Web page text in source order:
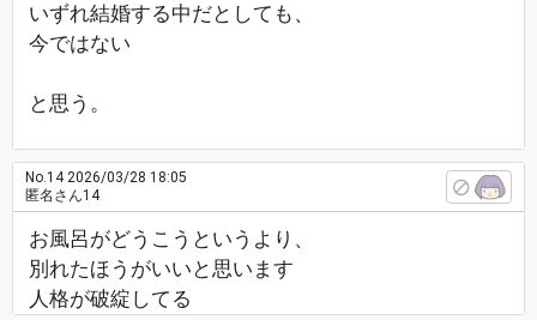
いずれ結婚する中だとしても、
今ではない
と思う。
No.142026/03/28 18:05
匿名さん14
お風呂がどうこうというより、
別れたほうがいいと思います
人格が破綻してる